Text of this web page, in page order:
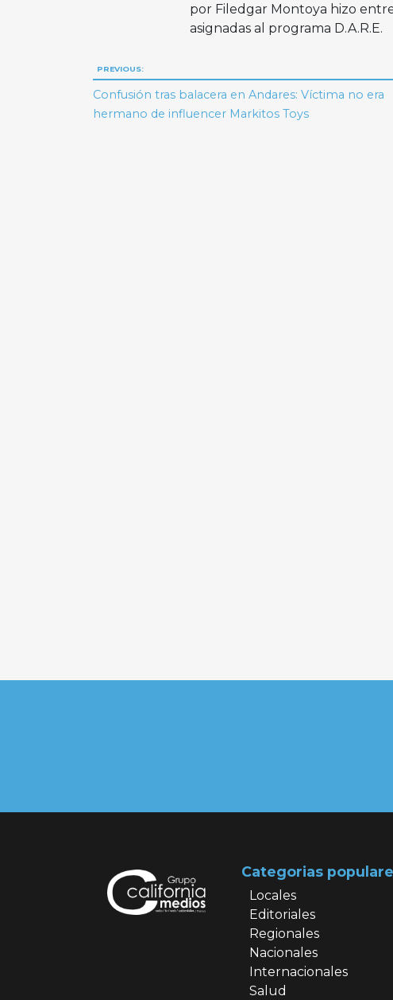
por Filedgar Montoya hizo
asignadas al programa D.A.R.E.
Navegación
de
PREVIOUS:
Confusión tras balacera en Andares: Víctima no era
hermano de influencer Markitos Toys
Categorias
Locales
Editoriales
Regionales
Nacionales
Internacionales
Salud